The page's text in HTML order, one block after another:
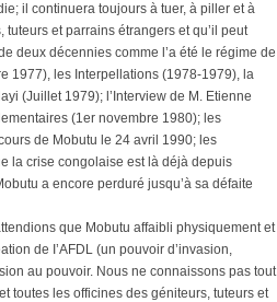
il continuera toujours à tuer, à piller et à
et parrains étrangers et qu’il peut
deux décennies comme l’a été le régime de
1977), les Interpellations (1978-1979), la
(Juillet 1979); l’Interview de M. Etienne
(1er novembre 1980); les
de Mobutu le 24 avril 1990; les
la crise congolaise est là déjà depuis
a encore perduré jusqu’à sa défaite
que Mobutu affaibli physiquement et
de I’AFDL (un pouvoir d’invasion,
au pouvoir. Nous ne connaissons pas tout
toutes les officines des géniteurs, tuteurs et